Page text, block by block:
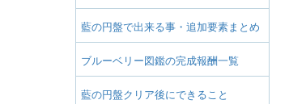
藍の円盤で出来る事・追加要素まとめ
ブルーベリー図鑑の完成報酬一覧
藍の円盤クリア後にできること